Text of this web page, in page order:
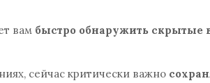
вам быстро обнаружить скрытые
сейчас критически важно